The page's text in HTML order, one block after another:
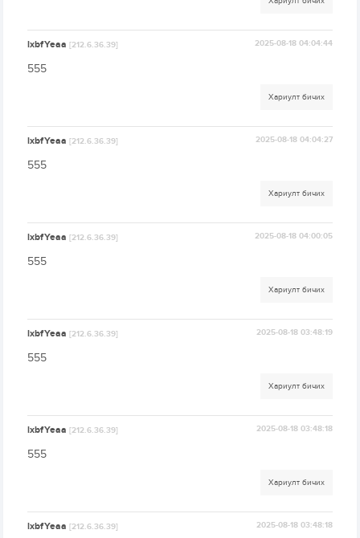
lxbfYeaa[212.6.36.39] 2025-08-18 04:04:44
555
Хариулт бичих
lxbfYeaa[212.6.36.39] 2025-08-18 04:04:27
555
Хариулт бичих
lxbfYeaa[212.6.36.39] 2025-08-18 04:00:05
555
Хариулт бичих
lxbfYeaa[212.6.36.39] 2025-08-18 03:48:19
555
Хариулт бичих
lxbfYeaa[212.6.36.39] 2025-08-18 03:48:18
555
Хариулт бичих
lxbfYeaa[212.6.36.39] 2025-08-18 03:48:18